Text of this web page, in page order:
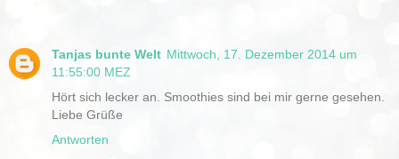
Tanjas bunte Welt Mittwoch, 17. Dezember 2014 um
11:55:00 MEZ
Hört sich lecker an. Smoothies sind bei mir gerne gesehen.
Liebe Grüße
Antworten